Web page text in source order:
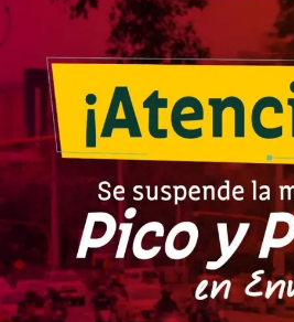
En Vivo
Descarga La APP
Programas
Noticias
Equipo
Sobre Nosotros
Contactos